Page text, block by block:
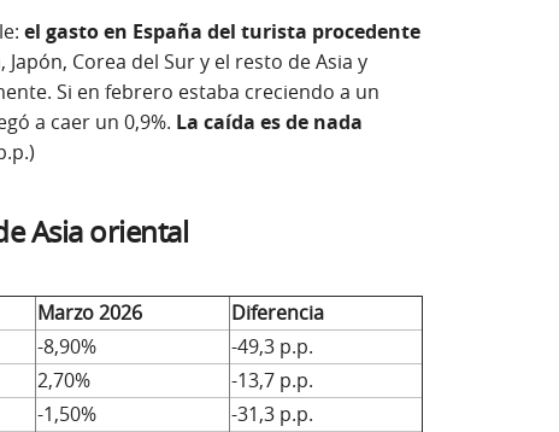
el gasto en España del turista procedente
Corea del Sur y el resto de Asia y
Si en febrero estaba creciendo a un
a caer un 0,9%. La caída es de nada
Asia oriental
Marzo 2026
Diferencia
-8,90%
-49,3 p.p.
2,70%
-13,7 p.p.
-1,50%
-31,3 p.p.